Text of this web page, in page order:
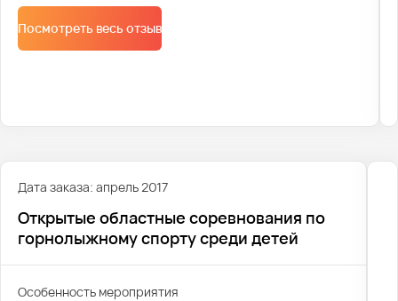
последний месяц лета точно не пришлось скучать.
Ведь 5 августа город наконец посетил
долгожданный (хоть и организованный в городе
Посмотреть весь отзыв
Дата заказа: апрель 2017
Открытые областные соревнования по
горнолыжному спорту среди детей
Особенность мероприятия